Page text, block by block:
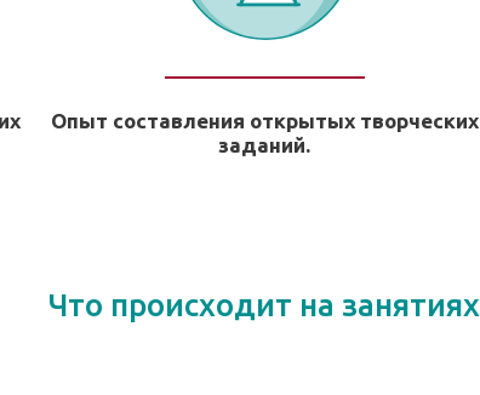
Опыт составления открытых творческих
заданий.
Что происходит на занятиях